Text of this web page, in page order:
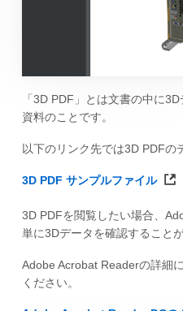
「3D PDF」とは文書の中に
資料のことです。
以下のリンク先では3D PDFの
3D PDF サンプルファイル
3D PDFを閲覧したい場合、
単に3Dデータを確認することが
Adobe Acrobat Readerの詳細
ください。